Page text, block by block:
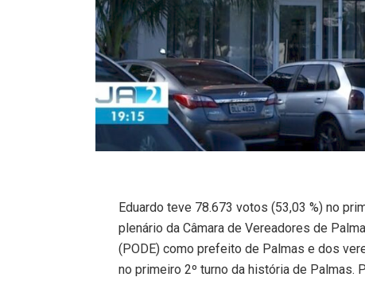
Eduardo teve 78.673 votos (53,03 %) no
plenário da Câmara de Vereadores de
(PODE) como prefeito de Palmas e dos
no primeiro 2º turno da história de Palmas.